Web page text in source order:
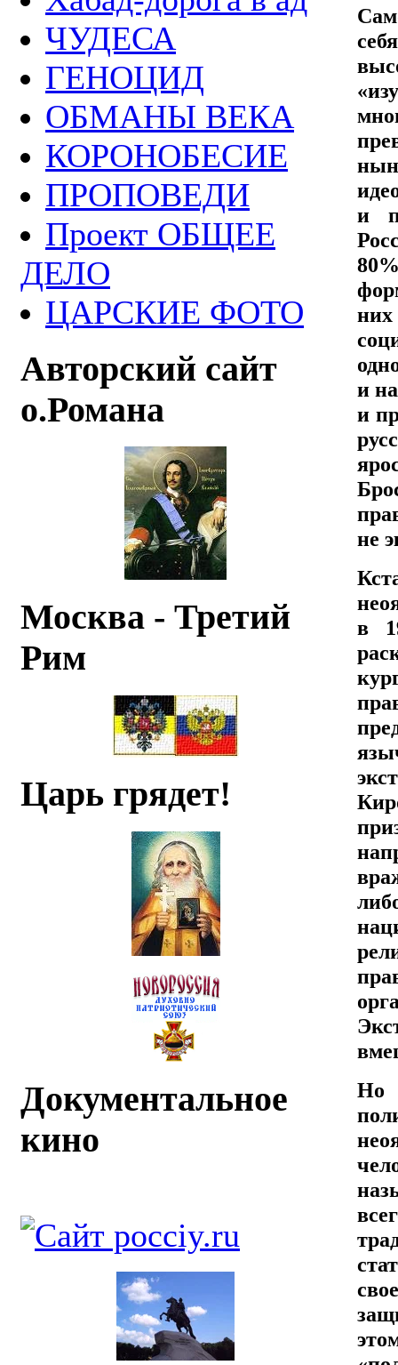
ЧУДЕСА
ГЕНОЦИД
ОБМАНЫ ВЕКА
КОРОНОБЕСИЕ
ПРОПОВЕДИ
Проект ОБЩЕЕ
ДЕЛО
ЦАРСКИЕ ФОТО
Авторский сайт
о.Романа
Москва - Третий
Рим
Царь грядет!
Документальное
кино
и
и
и
не
в
Но